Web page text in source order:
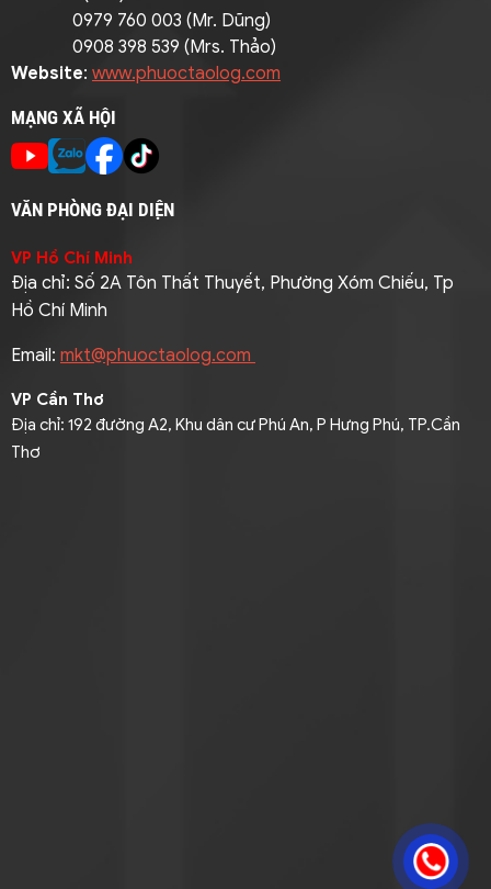
0979 760 003 (Mr. Dũng)
0908 398 539 (Mrs. Thảo)
Website: www.phuoctaolog.com
MẠNG XÃ HỘI
VĂN PHÒNG ĐẠI DIỆN
VP Hồ Chí Minh
Địa chỉ: Số 2A Tôn Thất Thuyết, Phường Xóm Chiếu, Tp
Hồ Chí Minh
Email: mkt@phuoctaolog.com
VP Cần Thơ
Địa chỉ: 192 đường A2, Khu dân cư Phú An, P Hưng Phú, TP.Cần
Thơ